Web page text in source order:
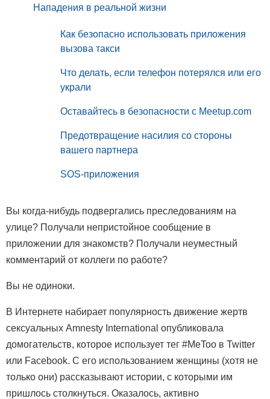
Нападения в реальной жизни
Как безопасно использовать приложения
вызова такси
Что делать, если телефон потерялся или его
украли
Оставайтесь в безопасности с Meetup.com
Предотвращение насилия со стороны
вашего партнера
SOS-приложения
Вы когда-нибудь подвергались преследованиям на
улице? Получали непристойное сообщение в
приложении для знакомств? Получали неуместный
комментарий от коллеги по работе?
Вы не одиноки.
В Интернете набирает популярность движение жертв
сексуальных Amnesty International опубликовала
домогательств, которое использует тег #MeToo в Twitter
или Facebook. С его использованием женщины (хотя не
только они) рассказывают истории, с которыми им
пришлось столкнуться. Оказалось, активно